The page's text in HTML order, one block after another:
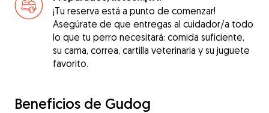
¡Tu reserva está a punto de comenzar!
Asegúrate de que entregas al cuidador/a todo
lo que tu perro necesitará: comida suficiente,
su cama, correa, cartilla veterinaria y su juguete
favorito.
Beneficios de Gudog